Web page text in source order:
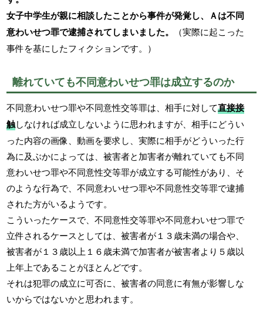
女子中学生が親に相談したことから事件が発覚し、Ａは不同
意わいせつ罪で逮捕されてしまいました。
（実際に起こった
事件を基にしたフィクションです。）
離れていても不同意わいせつ罪は成立するのか
不同意わいせつ罪や不同意性交等罪は、相手に対して直接接
触しなければ成立しないように思われますが、相手にどうい
った内容の画像、動画を要求し、実際に相手がどういった行
為に及ぶかによっては、被害者と加害者が離れていても不同
意わいせつ罪や不同意性交等罪が成立する可能性があり、そ
のような行為で、不同意わいせつ罪や不同意性交等罪で逮捕
された方がいるようです。
こういったケースで、不同意性交等罪や不同意わいせつ罪で
立件されるケースとしては、被害者が１３歳未満の場合や、
被害者が１３歳以上１６歳未満で加害者が被害者より５歳以
上年上であることがほとんどです。
それは犯罪の成立に可否に、被害者の同意に有無が影響しな
いからではないかと思われます。